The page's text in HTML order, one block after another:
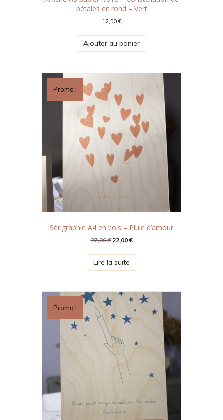
pétales en rond – Vert
12,00€
Ajouter au panier
Promo !
Sérigraphie A4 en bois – Pluie d’amour
27,00€ Le
initial
était :
22,00 €Le
actuel
Lire la suite
Promo !